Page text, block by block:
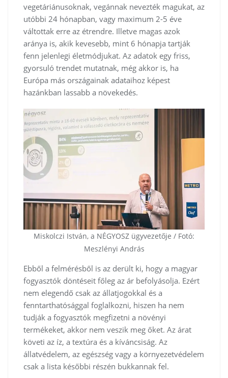
vegetáriánusoknak, vegánnak nevezték magukat, az
utóbbi 24 hónapban, vagy maximum 2-5 éve
váltottak erre az étrendre. Illetve magas azok
aránya is, akik kevesebb, mint 6 hónapja tartják
fenn jelenlegi életmódjukat. Az adatok egy friss,
gyorsuló trendet mutatnak, még akkor is, ha
Európa más országainak adataihoz képest
hazánkban lassabb a növekedés.
Miskolczi István, a NÉGYOSZ ügyvezetője / Fotó:
Meszlényi András
Ebből a felmérésből is az derült ki, hogy a magyar
fogyasztók döntéseit főleg az ár befolyásolja. Ezért
nem elegendő csak az állatjogokkal és a
fenntarthatósággal foglalkozni, hiszen ha nem
tudják a fogyasztók megfizetni a növényi
termékeket, akkor nem veszik meg őket. Az árat
követi az íz, a textúra és a kíváncsiság. Az
állatvédelem, az egészség vagy a környezetvédelem
csak a lista későbbi részén bukkannak fel.